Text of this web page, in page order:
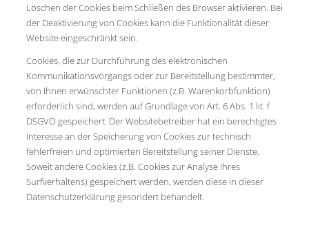
Löschen der Cookies beim Schließen des Browser aktivieren. Bei
der Deaktivierung von Cookies kann die Funktionalität dieser
Website eingeschränkt sein.
Cookies, die zur Durchführung des elektronischen
Kommunikationsvorgangs oder zur Bereitstellung bestimmter,
von Ihnen erwünschter Funktionen (z.B. Warenkorbfunktion)
erforderlich sind, werden auf Grundlage von Art. 6 Abs. 1 lit. f
DSGVO gespeichert. Der Websitebetreiber hat ein berechtigtes
Interesse an der Speicherung von Cookies zur technisch
fehlerfreien und optimierten Bereitstellung seiner Dienste.
Soweit andere Cookies (z.B. Cookies zur Analyse Ihres
Surfverhaltens) gespeichert werden, werden diese in dieser
Datenschutzerklärung gesondert behandelt.